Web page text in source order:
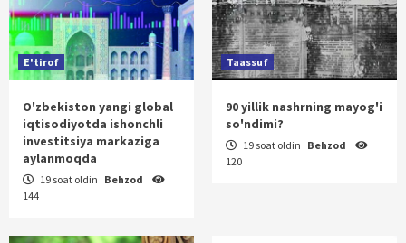
E'tirof
O'zbekiston yangi global
iqtisodiyotda ishonchli
investitsiya markaziga
aylanmoqda
19 soat oldin Behzod
144
Taassuf
90 yillik nashrning mayog'i
so'ndimi?
19 soat oldin Behzod
120